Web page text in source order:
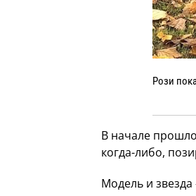
Рози
В начале
когда-либо,
Модель и